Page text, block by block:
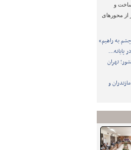
و
از محورهای
به راهیم»
پایانه…
تهران
و